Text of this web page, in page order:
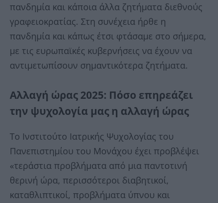
πανδημία και κάποια άλλα ζητήματα διεθνούς
γραφειοκρατίας. Στη συνέχεια ήρθε η
πανδημία και κάπως έτσι φτάσαμε στο σήμερα,
με τις ευρωπαϊκές κυβερνήσεις να έχουν να
αντιμετωπίσουν σημαντικότερα ζητήματα.
Αλλαγή ώρας 2025: Πόσο επηρεάζει
την ψυχολογία μας η αλλαγή ώρας
Το Ινστιτούτο Ιατρικής Ψυχολογίας του
Πανεπιστημίου του Μονάχου έχει προβλέψει
«τεράστια προβλήματα από μια παντοτινή
θερινή ώρα, περισσότεροι διαβητικοί,
καταθλιπτικοί, προβλήματα ύπνου και